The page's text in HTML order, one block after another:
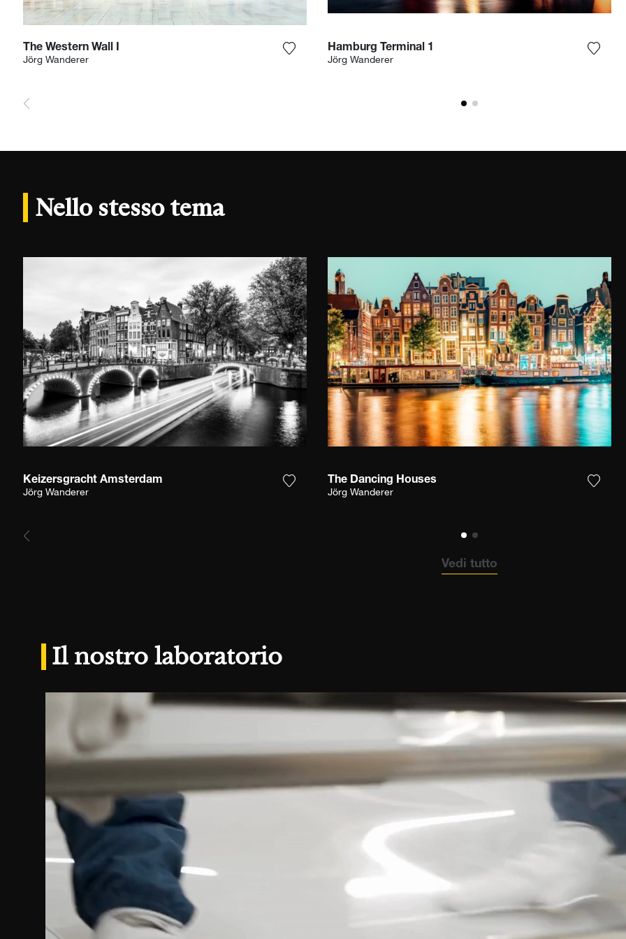
The Western Wall I
Jörg Wanderer Aggiungi la fotografia alla mia lista dei desideri
Hamburg Terminal 1
Jörg Wanderer
Nello stesso tema
Keizersgracht Amsterdam
Jörg Wanderer Aggiungi la fotografia alla mia lista dei desideri
The Dancing Houses
Jörg Wanderer
Vedi tutto
Il nostro laboratorio